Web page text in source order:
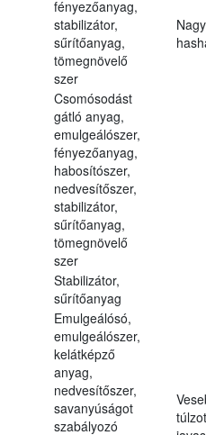
fényezőanyag,
stabilizátor,
sűrítőanyag,
tömegnövelő
szer
Csomósodást
gátló anyag,
emulgeálószer,
fényezőanyag,
habosítószer,
nedvesítőszer,
stabilizátor,
sűrítőanyag,
tömegnövelő
szer
Stabilizátor,
sűrítőanyag
Emulgeálósó,
emulgeálószer,
kelátképző
anyag,
nedvesítőszer,
savanyúságot
szabályozó